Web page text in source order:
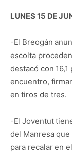
LUNES 15 DE
-El Breogán
escolta
destacó con
encuentro,
en tiros de tres.
-El Joventut
del Manresa
para recalar en